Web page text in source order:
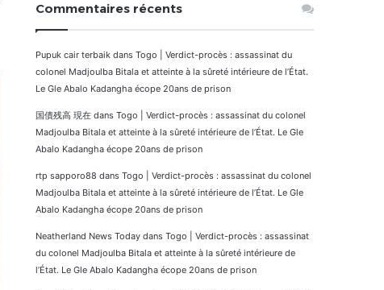
Commentaires récents
Pupuk cair terbaik dans Togo | Verdict-procès : assassinat du
colonel Madjoulba Bitala et atteinte à la sûreté intérieure de l’État.
Le Gle Abalo Kadangha écope 20ans de prison
国債残高 現在 dans Togo | Verdict-procès : assassinat du colonel
Madjoulba Bitala et atteinte à la sûreté intérieure de l’État. Le Gle
Abalo Kadangha écope 20ans de prison
rtp sapporo88 dans Togo | Verdict-procès : assassinat du colonel
Madjoulba Bitala et atteinte à la sûreté intérieure de l’État. Le Gle
Abalo Kadangha écope 20ans de prison
Neatherland News Today dans Togo | Verdict-procès : assassinat
du colonel Madjoulba Bitala et atteinte à la sûreté intérieure de
l’État. Le Gle Abalo Kadangha écope 20ans de prison